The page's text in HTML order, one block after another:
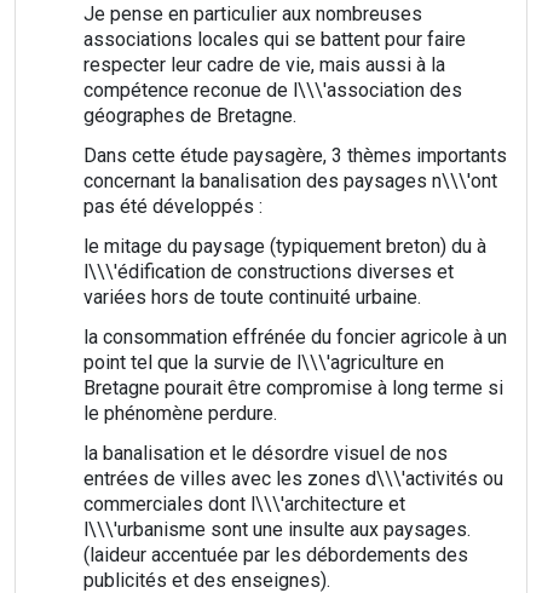
Je pense en particulier aux nombreuses
associations locales qui se battent pour faire
respecter leur cadre de vie, mais aussi à la
compétence reconue de l\\\'association des
géographes de Bretagne.
Dans cette étude paysagère, 3 thèmes importants
concernant la banalisation des paysages n\\\'ont
pas été développés :
le mitage du paysage (typiquement breton) du à
l\\\'édification de constructions diverses et
variées hors de toute continuité urbaine.
la consommation effrénée du foncier agricole à un
point tel que la survie de l\\\'agriculture en
Bretagne pourait être compromise à long terme si
le phénomène perdure.
la banalisation et le désordre visuel de nos
entrées de villes avec les zones d\\\'activités ou
commerciales dont l\\\'architecture et
l\\\'urbanisme sont une insulte aux paysages.
(laideur accentuée par les débordements des
publicités et des enseignes).